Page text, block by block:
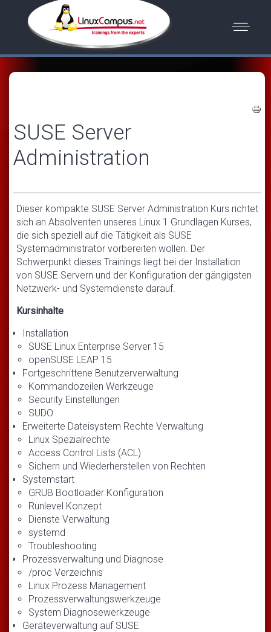
SUSE Server
Administration
Dieser kompakte SUSE Server Administration Kurs richtet
sich an Absolventen unseres Linux 1 Grundlagen Kurses,
die sich speziell auf die Tätigkeit als SUSE
Systemadministrator vorbereiten wollen. Der
Schwerpunkt dieses Trainings liegt bei der Installation
von SUSE Servern und der Konfiguration der gängigsten
Netzwerk- und Systemdienste darauf.
Kursinhalte
Installation
SUSE Linux Enterprise Server 15
openSUSE LEAP 15
Fortgeschrittene Benutzerverwaltung
Kommandozeilen Werkzeuge
Security Einstellungen
SUDO
Erweiterte Dateisystem Rechte Verwaltung
Linux Spezialrechte
Access Control Lists (ACL)
Sichern und Wiederherstellen von Rechten
Systemstart
GRUB Bootloader Konfiguration
Runlevel Konzept
Dienste Verwaltung
systemd
Troubleshooting
Prozessverwaltung und Diagnose
/proc Verzeichnis
Linux Prozess Management
Prozessverwaltungswerkzeuge
System Diagnosewerkzeuge
Geräteverwaltung auf SUSE